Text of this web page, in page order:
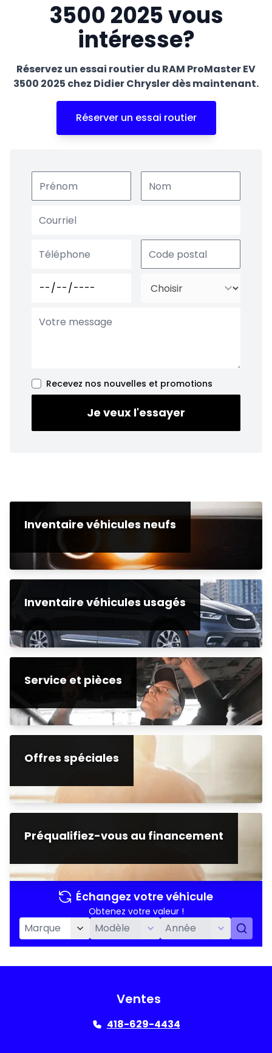
3500 2025 vous
intéresse?
Réservez un essai routier du RAM ProMaster EV
3500 2025 chez Didier Chrysler dès maintenant.
Réserver un essai routier
Recevez nos nouvelles et promotions
Je veux l'essayer
Inventaire véhicules neufs
Inventaire véhicules usagés
Service et pièces
Offres spéciales
Préqualifiez-vous au financement
Échangez votre véhicule
Obtenez votre valeur !
Ventes
418-629-4434